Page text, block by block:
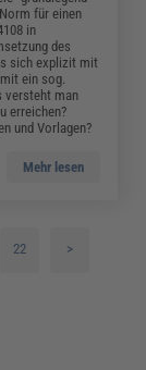
für einen
in
des
sich explizit mit
ein sog.
versteht man
erreichen?
und Vorlagen?
Mehr lesen
22 >